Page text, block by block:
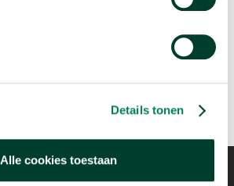
Details tonen
Alle cookies toestaan